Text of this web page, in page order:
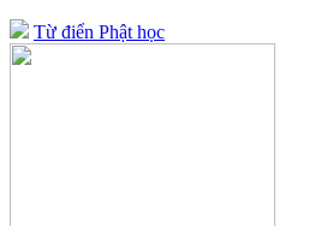
Từ điển Phật học